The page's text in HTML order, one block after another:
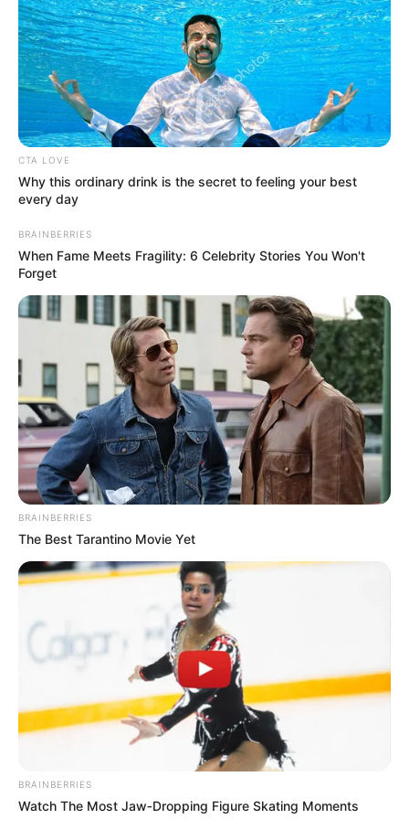
Περισσότερα νέα από την Εύβοια
Τραγωδία στη Χαλκίδα: Βρήκαν έναν άντρα
νεκρό
Πότε θα έρθει το ρεύμα στη Χαλκίδα;
Άντρας άφησε την τελευταία του πνοή σε
παραλία κοντά στη Χαλκίδα
Ακολουθήστε το evianews.com στο
News
ΤΑ ΠΙΟ ΔΗΜΟΦΙΛΗ
CTA LOVE
Why this ordinary drink is the secret to feeling your best
every day
BRAINBERRIES
When Fame Meets Fragility: 6 Celebrity Stories You Won't
Forget
BRAINBERRIES
The Best Tarantino Movie Yet
BRAINBERRIES
Watch The Most Jaw‑Dropping Figure Skating Moments